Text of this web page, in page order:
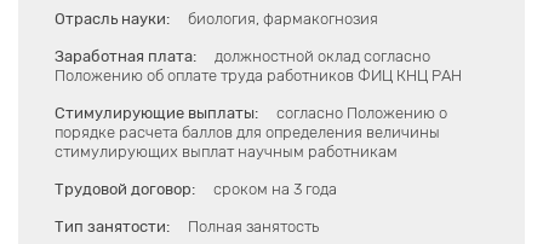
Отрасль науки: биология, фармакогнозия
Заработная плата:
должностной оклад согласно
Положению об оплате труда работников ФИЦ КНЦ РАН
Стимулирующие выплаты:
согласно Положению о
порядке расчета баллов для определения величины
стимулирующих выплат научным работникам
Трудовой договор: сроком на 3 года
Тип занятости: Полная занятость